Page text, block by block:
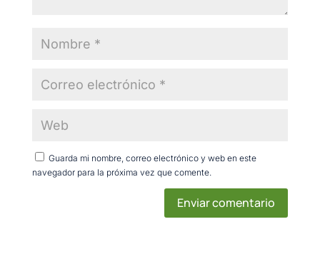
Guarda mi nombre, correo electrónico y web en este
navegador para la próxima vez que comente.